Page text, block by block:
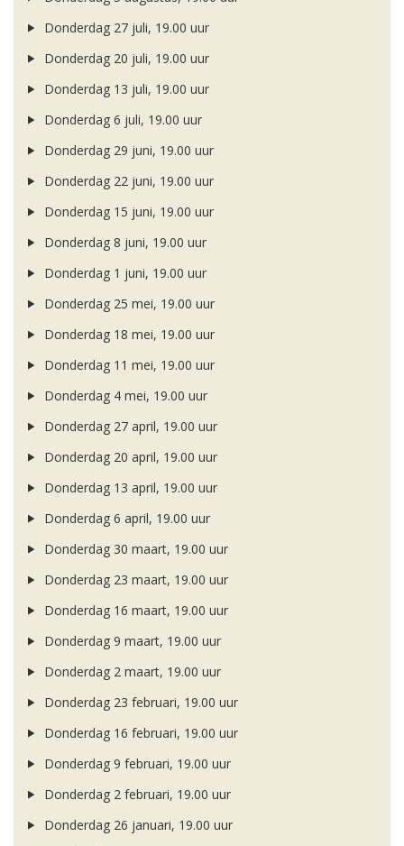
Donderdag 27 juli, 19.00 uur
Donderdag 20 juli, 19.00 uur
Donderdag 13 juli, 19.00 uur
Donderdag 6 juli, 19.00 uur
Donderdag 29 juni, 19.00 uur
Donderdag 22 juni, 19.00 uur
Donderdag 15 juni, 19.00 uur
Donderdag 8 juni, 19.00 uur
Donderdag 1 juni, 19.00 uur
Donderdag 25 mei, 19.00 uur
Donderdag 18 mei, 19.00 uur
Donderdag 11 mei, 19.00 uur
Donderdag 4 mei, 19.00 uur
Donderdag 27 april, 19.00 uur
Donderdag 20 april, 19.00 uur
Donderdag 13 april, 19.00 uur
Donderdag 6 april, 19.00 uur
Donderdag 30 maart, 19.00 uur
Donderdag 23 maart, 19.00 uur
Donderdag 16 maart, 19.00 uur
Donderdag 9 maart, 19.00 uur
Donderdag 2 maart, 19.00 uur
Donderdag 23 februari, 19.00 uur
Donderdag 16 februari, 19.00 uur
Donderdag 9 februari, 19.00 uur
Donderdag 2 februari, 19.00 uur
Donderdag 26 januari, 19.00 uur